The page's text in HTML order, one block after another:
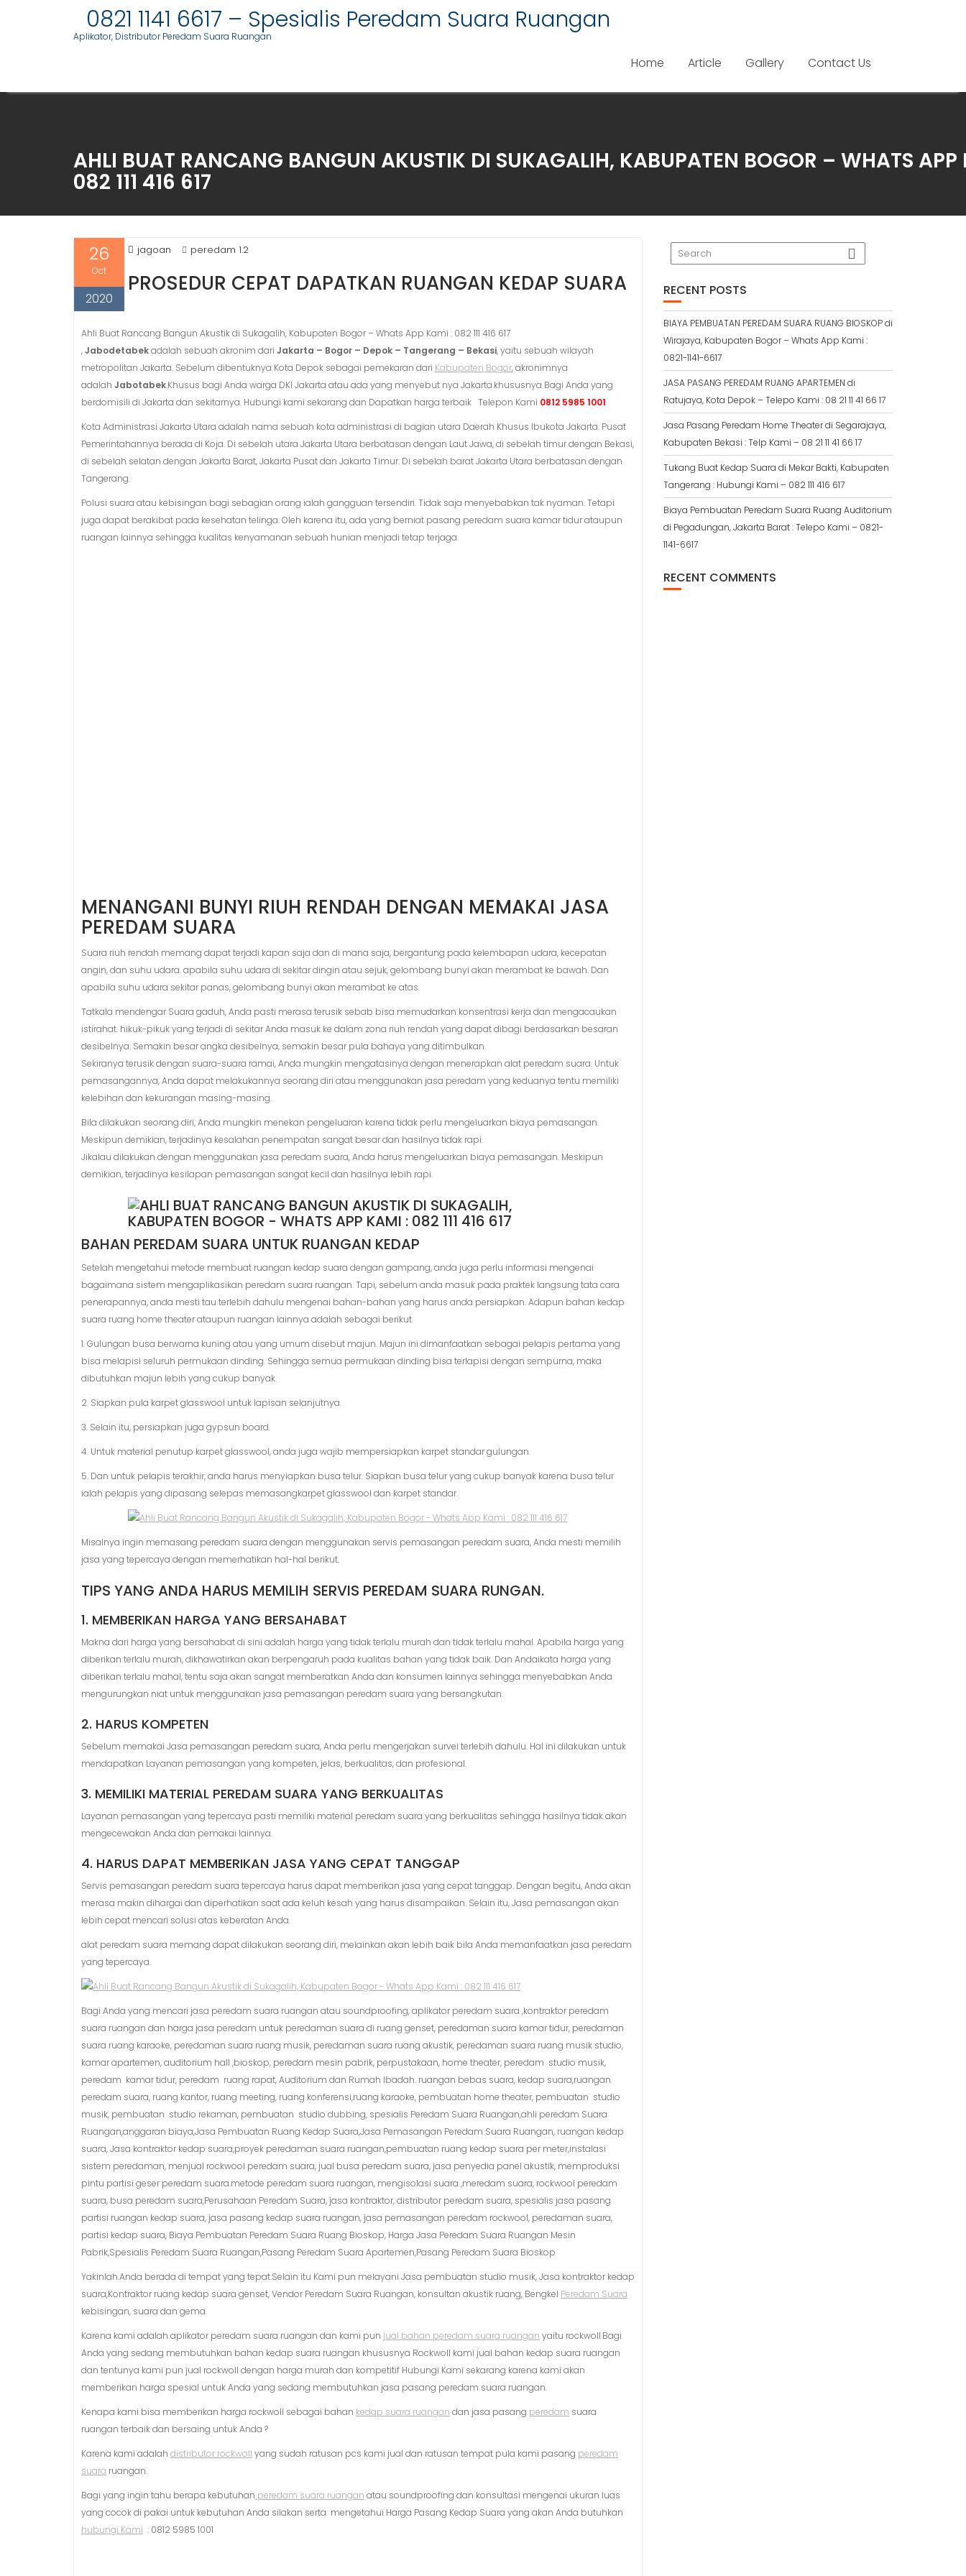
o
t
0821 1141 6617 – Spesialis Peredam Suara Ruangan
Aplikator, Distributor Peredam Suara Ruangan
Home Article Gallery Contact Us
AHLI BUAT RANCANG BANGUN AKUSTIK DI SUKAGALIH, KABUPATEN BOGOR – WHATS APP
082 111 416 617
26
Oct
2020
jagoan peredam 1.2
PROSEDUR CEPAT DAPATKAN RUANGAN KEDAP SUARA
Ahli Buat Rancang Bangun Akustik di Sukagalih, Kabupaten Bogor – Whats App Kami : 082 111 416 617
,Jabodetabekadalah sebuah akronim dari Jakarta – Bogor – Depok – Tangerang – Bekasi, yaitu sebuah wilayah
metropolitan Jakarta. Sebelum dibentuknya Kota Depok sebagai pemekaran dari Kabupaten Bogor, akronimnya
adalah Jabotabek.Khusus bagi Anda warga DKI Jakarta atau ada yang menyebut nya Jakarta.khususnya Bagi Anda yang
berdomisili di Jakarta dan sekitarnya. Hubungi kami sekarang dan Dapatkan harga terbaik Telepon Kami 0812 5985 1001
Kota Administrasi Jakarta Utara adalah nama sebuah kota administrasi di bagian utara Daerah Khusus Ibukota Jakarta. Pusat
Pemerintahannya berada di Koja. Di sebelah utara Jakarta Utara berbatasan dengan Laut Jawa, di sebelah timur dengan Bekasi,
di sebelah selatan dengan Jakarta Barat, Jakarta Pusat dan Jakarta Timur. Di sebelah barat Jakarta Utara berbatasan dengan
Tangerang.
Polusi suara atau kebisingan bagi sebagian orang ialah gangguan tersendiri. Tidak saja menyebabkan tak nyaman. Tetapi
juga dapat berakibat pada kesehatan telinga. Oleh karena itu, ada yang berniat pasang peredam suara kamar tidur ataupun
ruangan lainnya sehingga kualitas kenyamanan sebuah hunian menjadi tetap terjaga.
MENANGANI BUNYI RIUH RENDAH DENGAN MEMAKAI JASA
PEREDAM SUARA
Suara riuh rendah memang dapat terjadi kapan saja dan di mana saja, bergantung pada kelembapan udara, kecepatan
angin, dan suhu udara. apabila suhu udara di sekitar dingin atau sejuk, gelombang bunyi akan merambat ke bawah. Dan
apabila suhu udara sekitar panas, gelombang bunyi akan merambat ke atas.
Tatkala mendengar Suara gaduh, Anda pasti merasa terusik sebab bisa memudarkan konsentrasi kerja dan mengacaukan
istirahat. hikuk-pikuk yang terjadi di sekitar Anda masuk ke dalam zona riuh rendah yang dapat dibagi berdasarkan besaran
desibelnya. Semakin besar angka desibelnya, semakin besar pula bahaya yang ditimbulkan.
Sekiranya terusik dengan suara-suara ramai, Anda mungkin mengatasinya dengan menerapkan alat peredam suara. Untuk
pemasangannya, Anda dapat melakukannya seorang diri atau menggunakan jasa peredam yang keduanya tentu memiliki
kelebihan dan kekurangan masing-masing.
Bila dilakukan seorang diri, Anda mungkin menekan pengeluaran karena tidak perlu mengeluarkan biaya pemasangan.
Meskipun demikian, terjadinya kesalahan penempatan sangat besar dan hasilnya tidak rapi.
Jikalau dilakukan dengan menggunakan jasa peredam suara, Anda harus mengeluarkan biaya pemasangan. Meskipun
demikian, terjadinya kesilapan pemasangan sangat kecil dan hasilnya lebih rapi.
BAHAN PEREDAM SUARA UNTUK RUANGAN KEDAP
Setelah mengetahui metode membuat ruangan kedap suara dengan gampang, anda juga perlu informasi mengenai
bagaimana sistem mengaplikasikan peredam suara ruangan. Tapi, sebelum anda masuk pada praktek langsung tata cara
penerapannya, anda mesti tau terlebih dahulu mengenai bahan-bahan yang harus anda persiapkan. Adapun bahan kedap
suara ruang home theater ataupun ruangan lainnya adalah sebagai berikut.
1. Gulungan busa berwarna kuning atau yang umum disebut majun. Majun ini dimanfaatkan sebagai pelapis pertama yang
bisa melapisi seluruh permukaan dinding. Sehingga semua permukaan dinding bisa terlapisi dengan sempurna, maka
dibutuhkan majun lebih yang cukup banyak.
2. Siapkan pula karpet glasswool untuk lapisan selanjutnya.
3. Selain itu, persiapkan juga gypsun board.
4. Untuk material penutup karpet glasswool, anda juga wajib mempersiapkan karpet standar gulungan.
5. Dan untuk pelapis terakhir, anda harus menyiapkan busa telur. Siapkan busa telur yang cukup banyak karena busa telur
ialah pelapis yang dipasang selepas memasangkarpet glasswool dan karpet standar.
Misalnya ingin memasang peredam suara dengan menggunakan servis pemasangan peredam suara, Anda mesti memilih
jasa yang tepercaya dengan memerhatikan hal-hal berikut.
TIPS YANG ANDA HARUS MEMILIH SERVIS PEREDAM SUARA RUNGAN.
1. MEMBERIKAN HARGA YANG BERSAHABAT
Makna dari harga yang bersahabat di sini adalah harga yang tidak terlalu murah dan tidak terlalu mahal. Apabila harga yang
diberikan terlalu murah, dikhawatirkan akan berpengaruh pada kualitas bahan yang tidak baik. Dan Andaikata harga yang
diberikan terlalu mahal, tentu saja akan sangat memberatkan Anda dan konsumen lainnya sehingga menyebabkan Anda
mengurungkan niat untuk menggunakan jasa pemasangan peredam suara yang bersangkutan.
2. HARUS KOMPETEN
Sebelum memakai Jasa pemasangan peredam suara, Anda perlu mengerjakan survei terlebih dahulu. Hal ini dilakukan untuk
mendapatkan Layanan pemasangan yang kompeten, jelas, berkualitas, dan profesional.
3. MEMILIKI MATERIAL PEREDAM SUARA YANG BERKUALITAS
Layanan pemasangan yang tepercaya pasti memiliki material peredam suara yang berkualitas sehingga hasilnya tidak akan
mengecewakan Anda dan pemakai lainnya.
4. HARUS DAPAT MEMBERIKAN JASA YANG CEPAT TANGGAP
Servis pemasangan peredam suara tepercaya harus dapat memberikan jasa yang cepat tanggap. Dengan begitu, Anda akan
merasa makin dihargai dan diperhatikan saat ada keluh kesah yang harus disampaikan. Selain itu, Jasa pemasangan akan
lebih cepat mencari solusi atas keberatan Anda.
alat peredam suara memang dapat dilakukan seorang diri, melainkan akan lebih baik bila Anda memanfaatkan jasa peredam
yang tepercaya.
Bagi Anda yang mencari jasa peredam suara ruangan atau soundproofing, aplikator peredam suara ,kontraktor peredam
suara ruangan dan harga jasa peredam untuk peredaman suara di ruang genset, peredaman suara kamar tidur, peredaman
suara ruang karaoke, peredaman suara ruang musik, peredaman suara ruang akustik, peredaman suara ruang musik studio,
kamar apartemen, auditorium hall ,bioskop, peredam mesin pabrik, perpustakaan, home theater, peredam studio musik,
peredam kamar tidur, peredam ruang rapat, Auditorium dan Rumah Ibadah. ruangan bebas suara, kedap suara,ruangan
peredam suara, ruang kantor, ruang meeting, ruang konferensi,ruang karaoke, pembuatan home theater, pembuatan studio
musik, pembuatan studio rekaman, pembuatan studio dubbing, spesialis Peredam Suara Ruangan,ahli peredam Suara
Ruangan,anggaran biaya,Jasa Pembuatan Ruang Kedap Suara,Jasa Pemasangan Peredam Suara Ruangan, ruangan kedap
suara, Jasa kontraktor kedap suara,proyek peredaman suara ruangan,pembuatan ruang kedap suara per meter,instalasi
sistem peredaman, menjual rockwool peredam suara, jual busa peredam suara, jasa penyedia panel akustik, memproduksi
pintu partisi geser peredam suara.metode peredam suara ruangan, mengisolasi suara ,meredam suara, rockwool peredam
suara, busa peredam suara,Perusahaan Peredam Suara, jasa kontraktor, distributor peredam suara, spesialis jasa pasang
partisi ruangan kedap suara, jasa pasang kedap suara ruangan, jasa pemasangan peredam rockwool, peredaman suara,
partisi kedap suara, Biaya Pembuatan Peredam Suara Ruang Bioskop, Harga Jasa Peredam Suara Ruangan Mesin
Pabrik,Spesialis Peredam Suara Ruangan,Pasang Peredam Suara Apartemen,Pasang Peredam Suara Bioskop
Yakinlah.Anda berada di tempat yang tepat.Selain itu Kami pun melayani Jasa pembuatan studio musik, Jasa kontraktor kedap
suara,Kontraktor ruang kedap suara genset, Vendor Peredam Suara Ruangan, konsultan akustik ruang, Bengkel Peredam Suara
kebisingan, suara dan gema.
Karena kami adalah aplikator peredam suara ruangan dan kami pun jual bahan peredam suara ruangan yaitu rockwoll.Bagi
Anda yang sedang membutuhkan bahan kedap suara ruangan khususnya Rockwoll kami jual bahan kedap suara ruangan
dan tentunya kami pun jual rockwoll dengan harga murah dan kompetitif Hubungi Kami sekarang karena kami akan
memberikan harga spesial untuk Anda yang sedang membutuhkan jasa pasang peredam suara ruangan.
Kenapa kami bisa memberikan harga rockwoll sebagai bahan kedap suara ruangan dan jasa pasang peredam suara
ruangan terbaik dan bersaing untuk Anda ?
Karena kami adalah distributor rockwoll yang sudah ratusan pcs kami jual dan ratusan tempat pula kami pasang peredam
suara ruangan.
Bagi yang ingin tahu berapa kebutuhan peredam suara ruangan atau soundproofing dan konsultasi mengenai ukuran luas
yang cocok di pakai untuk kebutuhan Anda silakan serta mengetahui Harga Pasang Kedap Suara yang akan Anda butuhkan
hubungi Kami : 0812 5985 1001
RECENT POSTS
BIAYA PEMBUATAN PEREDAM SUARA RUANG BIOSKOP di
Wirajaya, Kabupaten Bogor – Whats App Kami :
0821-1141-6617
JASA PASANG PEREDAM RUANG APARTEMEN di
Ratujaya, Kota Depok – Telepo Kami : 08 21 11 41 66 17
Jasa Pasang Peredam Home Theater di Segarajaya,
Kabupaten Bekasi : Telp Kami – 08 21 11 41 66 17
Tukang Buat Kedap Suara di Mekar Bakti, Kabupaten
Tangerang : Hubungi Kami – 082 111 416 617
Biaya Pembuatan Peredam Suara Ruang Auditorium
di Pegadungan, Jakarta Barat : Telepo Kami – 0821-
1141-6617
RECENT COMMENTS